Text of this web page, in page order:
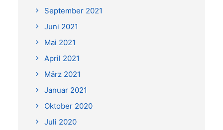
September 2021
Juni 2021
Mai 2021
April 2021
März 2021
Januar 2021
Oktober 2020
Juli 2020